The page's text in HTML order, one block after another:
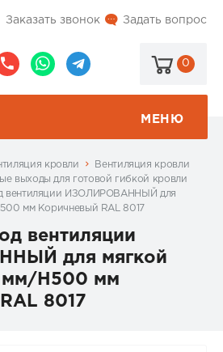
Задать вопрос
Заказать звонок
0
МЕНЮ
кровли
Вентиляция кровли
выходы для готовой гибкой кровли
вентиляции ИЗОЛИРОВАННЫЙ для
мм Коричневый RAL 8017
вентиляции
для мягкой
мм/H500 мм
8017